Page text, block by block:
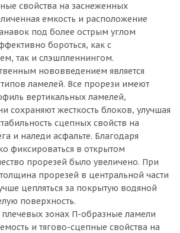
свойства на заснеженных
емкость и расположение
под более острым углом
бороться, как с
так и слэшпленнингом.
нововведением является
ламелей. Все прорези имеют
вертикальных ламелей,
сохраняют жесткость блоков, улучшая
сцепных свойств на
и наледи асфальте. Благодаря
фиксироваться в открытом
прорезей было увеличено. При
прорезей в центральной части
цепляться за покрытую водяной
поверхность.
зонах П-образные ламели
и тягово-сцепные свойства на